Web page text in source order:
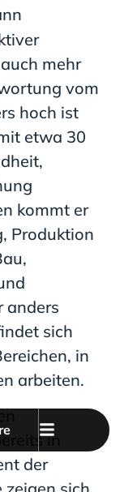
mehr
vom
hoch ist
etwa 30
kommt er
Produktion
anders
sich
in
arbeiten.
in
der